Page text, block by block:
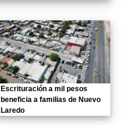
Escrituración a mil pesos
beneficia a familias de Nuevo
Laredo